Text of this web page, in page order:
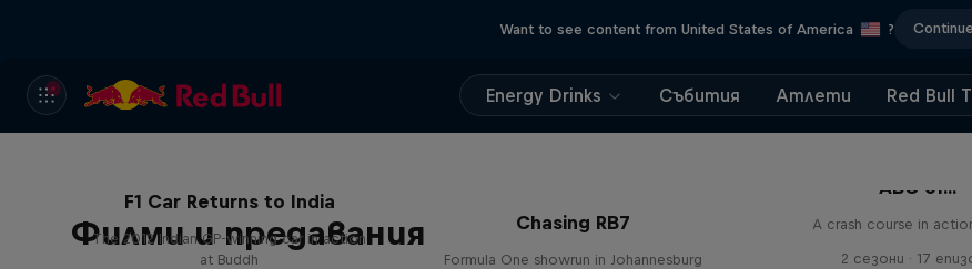
Want to see content from United States of America ? Continue
Energy Drinks Събития Атлети Red Bull
Филми и предавания
F1 Car Returns to India
The 2012 Indian GP-winning car in action
at Buddh
Chasing RB7
Formula One showrun in Johannesburg
ABC of...
A crash course in
2 сезони · 17